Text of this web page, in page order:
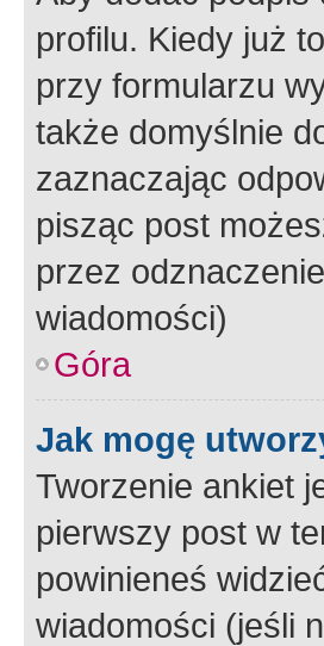
profilu. Kiedy już
przy formularzu
także domyślnie
zaznaczając
pisząc post
przez
wiadomości)
Góra
Jak mogę
Tworzenie ankiet
pierwszy post w
powinieneś
wiadomości (jeśli